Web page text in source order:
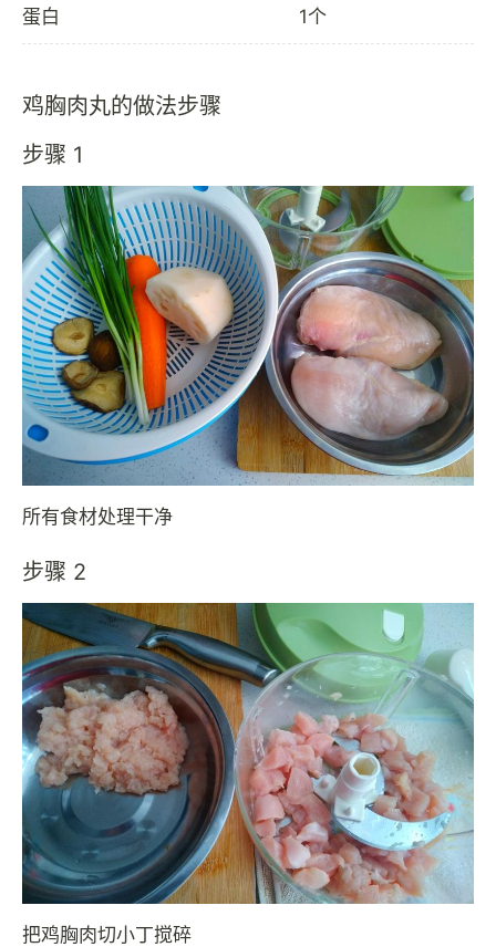
蛋白 1个
鸡胸肉丸的做法步骤
步骤 1
所有食材处理干净
步骤 2
把鸡胸肉切小丁搅碎